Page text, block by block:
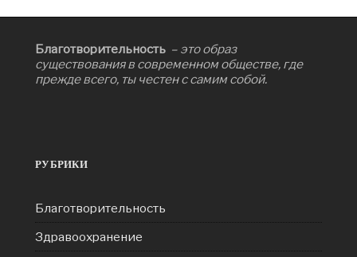
Благотворительность – это образ
существования в современном обществе, где
прежде всего, ты честен с самим собой.
РУБРИКИ
Благотворительность
Здравоохранение